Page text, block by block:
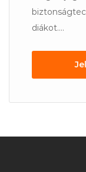
diákot....